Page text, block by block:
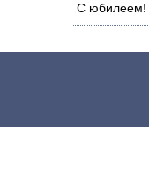
С юбилеем!